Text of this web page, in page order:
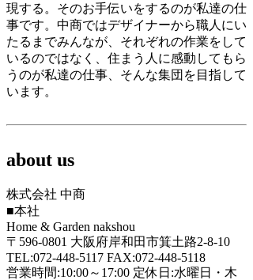
現する。そのお手伝いをするのが私達の仕
事です。中商ではデザイナーから職人にい
たるまでみんなが、それぞれの作業をして
いるのではなく、住まう人に感動してもら
うのが私達の仕事、そんな集団を目指して
います。
about us
株式会社 中商
■本社
Home & Garden nakshou
〒596-0801 大阪府岸和田市箕土路2-8-10
TEL:072-448-5117 FAX:072-448-5118
営業時間:10:00～17:00 定休日:水曜日・木